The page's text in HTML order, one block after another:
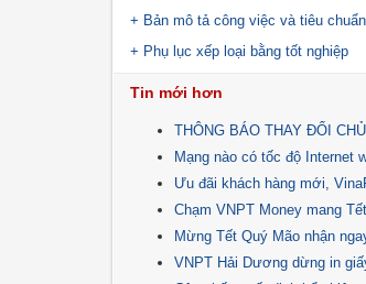
+ Bản mô tả công việc và tiêu
+ Phụ lục xếp loại bằng tốt nghiệp
Tin mới hơn
THÔNG BÁO THAY ĐỔI
Mạng nào có tốc độ Internet
Ưu đãi khách hàng mới,
Chạm VNPT Money mang
Mừng Tết Quý Mão nhận
VNPT Hải Dương dừng in